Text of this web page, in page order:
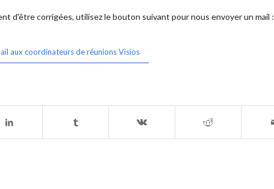
d'être corrigées, utilisez le bouton suivant pour nous envoyer un mail :
aux coordinateurs de réunions Visios